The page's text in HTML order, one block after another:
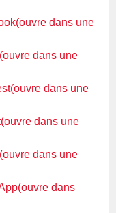
dans une
dans une
dans une
dans une
dans une
dans